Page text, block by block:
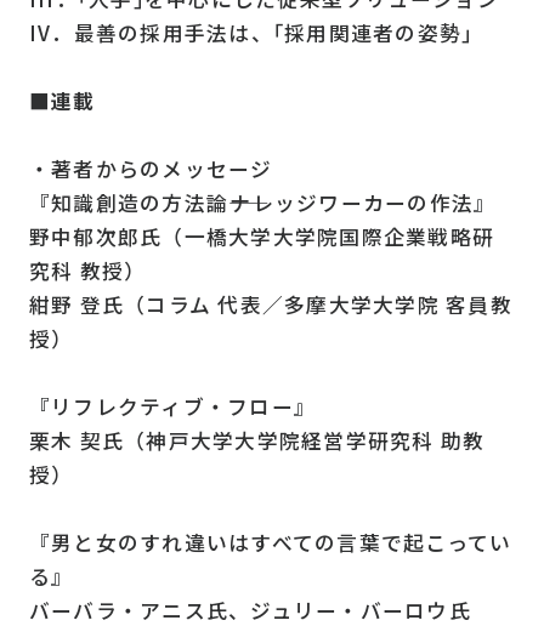
IV．最善の採用手法は、｢採用関連者の姿勢｣
■連載
・著者からのメッセージ
『知識創造の方法論――ナレッジワーカーの作法』
野中郁次郎氏（一橋大学大学院国際企業戦略研
究科 教授）
紺野 登氏（コラム 代表／多摩大学大学院 客員教
授）
『リフレクティブ・フロー』
栗木 契氏（神戸大学大学院経営学研究科 助教
授）
『男と女のすれ違いはすべての言葉で起こってい
る』
バーバラ・アニス氏、ジュリー・バーロウ氏